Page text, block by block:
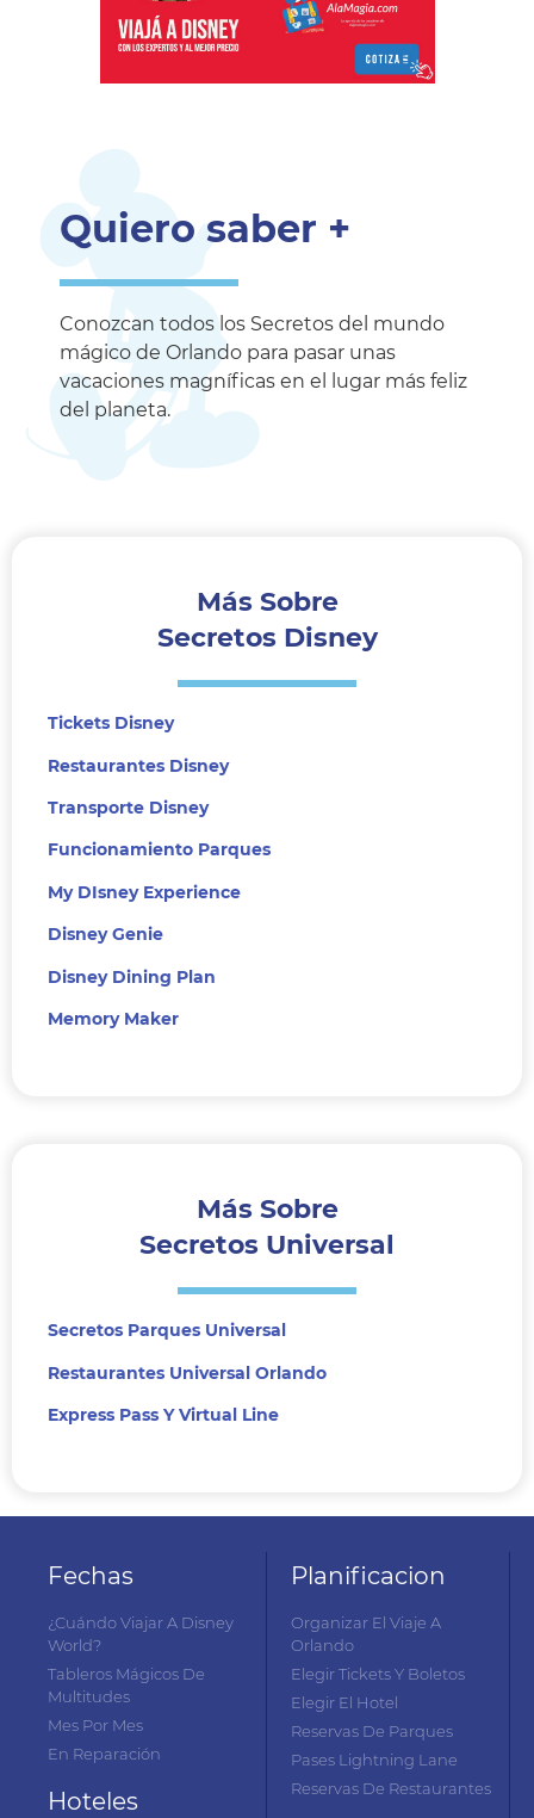
Quiero saber +
Conozcan todos los Secretos del mundo
mágico de Orlando para pasar unas
vacaciones magníficas en el lugar más feliz
del planeta.
Más Sobre
Secretos Disney
Tickets Disney
Restaurantes Disney
Transporte Disney
Funcionamiento Parques
My DIsney Experience
Disney Genie
Disney Dining Plan
Memory Maker
Más Sobre
Secretos Universal
Secretos Parques Universal
Restaurantes Universal Orlando
Express Pass Y Virtual Line
Fechas
¿Cuándo Viajar A Disney
World?
Tableros Mágicos De
Multitudes
Mes Por Mes
En Reparación
Hoteles
Planificacion
Organizar El Viaje A
Orlando
Elegir Tickets Y Boletos
Elegir El Hotel
Reservas De Parques
Pases Lightning Lane
Reservas De Restaurantes